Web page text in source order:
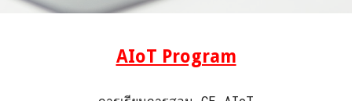
AIoT Program